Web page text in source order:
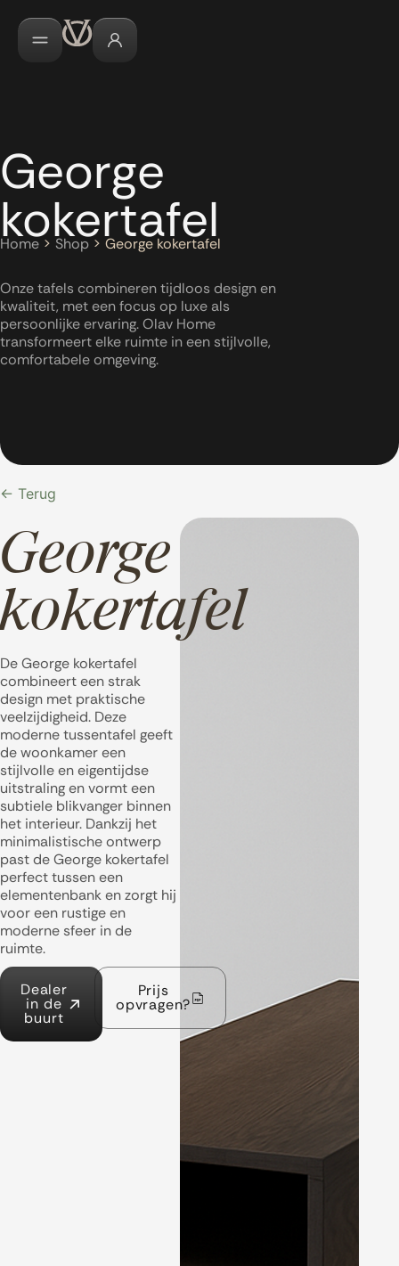
George
kokertafel
Home > Shop > George kokertafel
Onze tafels combineren tijdloos design en
kwaliteit, met een focus op luxe als
persoonlijke ervaring. Olav Home
transformeert elke ruimte in een stijlvolle,
comfortabele omgeving.
← Terug
George
kokertafel
De George kokertafel
combineert een strak
design met praktische
veelzijdigheid. Deze
moderne tussentafel geeft
de woonkamer een
stijlvolle en eigentijdse
uitstraling en vormt een
subtiele blikvanger binnen
het interieur. Dankzij het
minimalistische ontwerp
past de George kokertafel
perfect tussen een
elementenbank en zorgt hij
voor een rustige en
moderne sfeer in de
ruimte.
Dealer
in de
buurt
Prijs
opvragen?